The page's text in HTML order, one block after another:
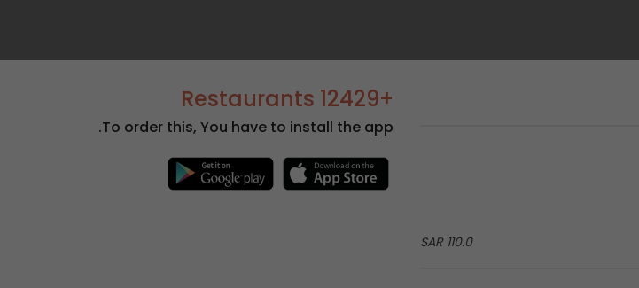
110.0 SAR
+12429 Restaurants
To order this, You have to install the app.